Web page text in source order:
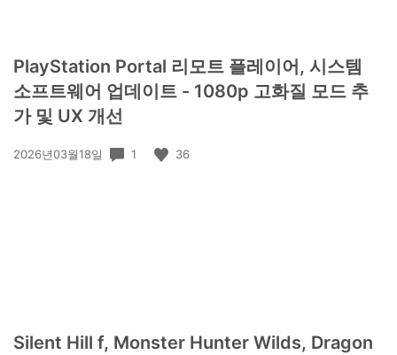
PlayStation Portal 리모트 플레이어, 시스템
소프트웨어 업데이트 - 1080p 고화질 모드 추
가 및 UX 개선
공
2026년03월18일 1 36
Silent Hill f, Monster Hunter Wilds, Dragon